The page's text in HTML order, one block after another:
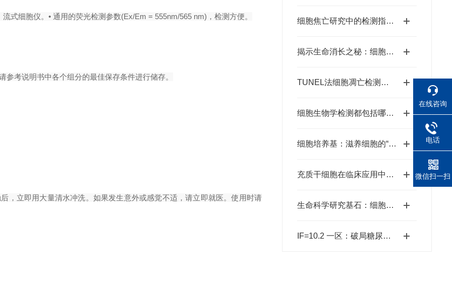
细胞焦亡研究中的检测指标有哪些？
揭示生命消长之秘：细胞凋亡检测在生物医学研究中的应用
TUNEL法细胞凋亡检测假阳性率高怎么破？
细胞生物学检测都包括哪些内容？
细胞培养基：滋养细胞的“生命温床”使用指南
充质干细胞在临床应用中的潜在价值
生命科学研究基石：细胞原代分离技术的精准获取
IF=10.2 一区：破局糖尿病难愈伤口：新型“双胞”水凝胶重塑愈合微环境
式细胞仪。 • 通用的荧光检测参数(Ex/Em = 555nm/565 nm)，检测方便。
考说明书中各个组分的最佳保存条件进行储存。
，立即用大量清水冲洗。如果发生意外或感觉不适，请立即就医。使用时请
在线咨询
电话
微信扫一扫